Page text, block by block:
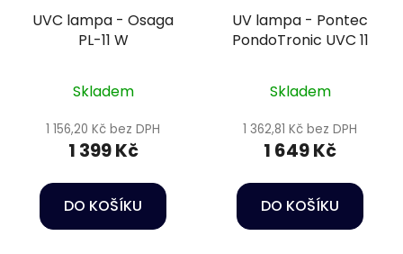
UVC lampa - Osaga
PL-11 W
Skladem
1 156,20 Kč bez DPH
1 399 Kč
DO KOŠÍKU
UV lampa - Pontec
PondoTronic UVC 11
Skladem
1 362,81 Kč bez DPH
1 649 Kč
DO KOŠÍKU